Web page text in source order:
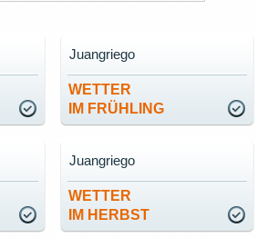
WETTER
IM FRÜHLING
Juangriego
WETTER
IM HERBST
Juangriego